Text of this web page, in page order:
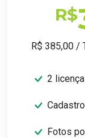
R$
R$ 385,00 /
2
Fotos